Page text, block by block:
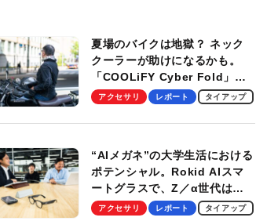
夏場のバイクは地獄？ ネック
クーラーが助けになるかも。
「COOLiFY Cyber Fold」レ
ビュー。冷却の速さ、密着する
性がグッド！
アクセサリ レポート タイアップ
“AIメガネ”の大学生活における
ポテンシャル。Rokid AIスマ
ートグラスで、Z／α世代は何
を見る？ 現役学生起業家、そ
アクセサリ レポート タイアップ